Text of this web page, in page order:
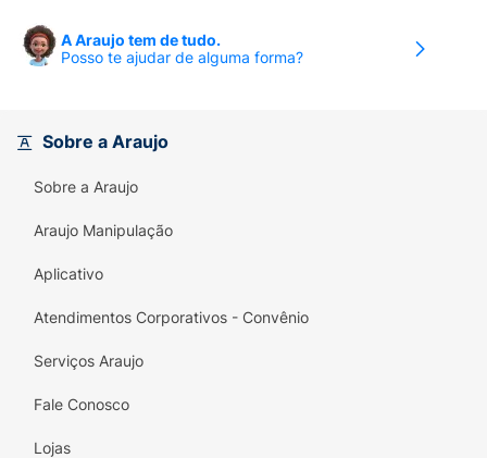
Matizadora do comprimento dos fios até as
pontas. Deixe agir de 1 a 5 minutos e
o produto dos cabelos imediatamente com
para não manchar as mãos durante a
aplicação.
A Araujo tem de tudo.
Posso te ajudar de alguma forma?
Sobre a Araujo
Sobre a Araujo
Araujo Manipulação
Aplicativo
Atendimentos Corporativos - Convênio
Serviços Araujo
Fale Conosco
Lojas